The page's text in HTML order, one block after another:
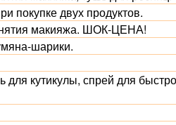
покупке двух продуктов.
макияжа. ШОК-ЦЕНА!
шарики.
кутикулы, спрей для